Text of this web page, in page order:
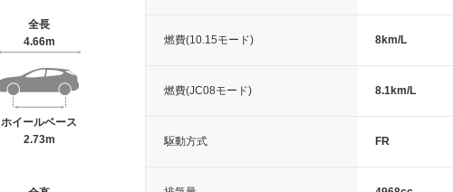
全長
4.66m
ホイールベース
2.73m
燃費(10.15モード) 8km/L
燃費(JC08モード) 8.1km/L
駆動方式 FR